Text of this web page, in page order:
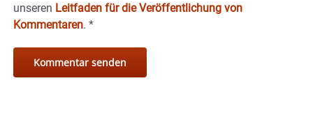
unseren Leitfaden für die Veröffentlichung von
Kommentaren. *